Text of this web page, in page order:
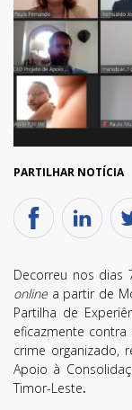
PARTILHAR NOTÍCIA
Decorreu nos
online a partir de
Partilha de
eficazmente
crime organizado,
Apoio à
Timor-Leste.